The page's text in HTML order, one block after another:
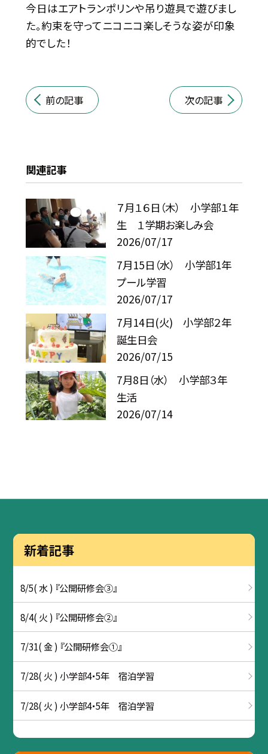
今日はエアトランポリンや吊り遊具で遊びまし
た。約束を守ってニコニコ楽しそうな姿が印象
的でした！
前の記事 次の記事
関連記事
７月１６日（木） 小学部１年
生 １学期お楽しみ会
2026/07/17
7月15日（水） 小学部1年
プール学習
2026/07/17
7月14日(火) 小学部２年
誕生日会
2026/07/15
7月8日（水） 小学部３年
生活
2026/07/14
新着記事
8/5( 水 ) 『公開研修会③』
8/4( 火 ) 『公開研修会②』
7/31( 金 ) 『公開研修会①』
7/28( 火 ) 小学部4・5年 宿泊学習
7/28( 火 ) 小学部4・5年 宿泊学習